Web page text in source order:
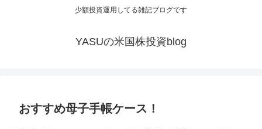
少額投資運用してる雑記ブログです
YASUの米国株投資blog
おすすめ母子手帳ケース！